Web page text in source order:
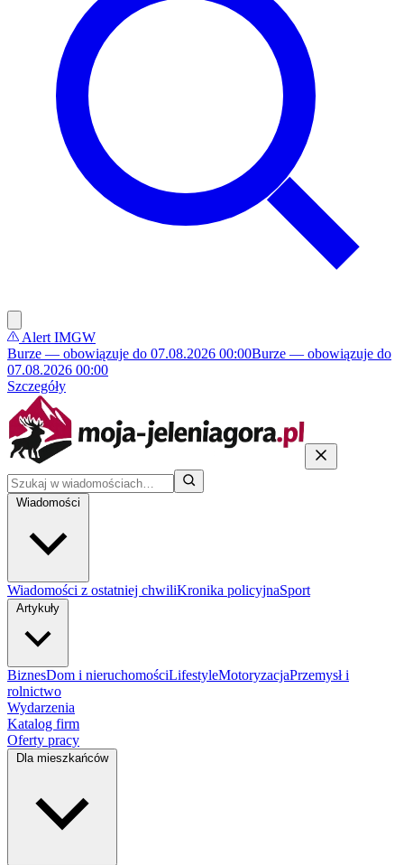
Alert IMGW
Burze — obowiązuje do 07.08.2026 00:00Burze — obowiązuje do
07.08.2026 00:00
Szczegóły
Wiadomości
Wiadomości z ostatniej chwiliKronika policyjnaSport
Artykuły
BiznesDom i nieruchomościLifestyleMotoryzacjaPrzemysł i
rolnictwo
Wydarzenia
Katalog firm
Oferty pracy
Dla mieszkańców